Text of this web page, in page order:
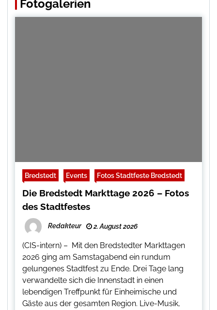
Fotogalerien
Bredstedt Events Fotos Stadtfeste Bredstedt
Die Bredstedt Markttage 2026 – Fotos
des Stadtfestes
Redakteur 2. August 2026
(CIS-intern) – Mit den Bredstedter Markttagen
2026 ging am Samstagabend ein rundum
gelungenes Stadtfest zu Ende. Drei Tage lang
verwandelte sich die Innenstadt in einen
lebendigen Treffpunkt für Einheimische und
Gäste aus der gesamten Region. Live-Musik,